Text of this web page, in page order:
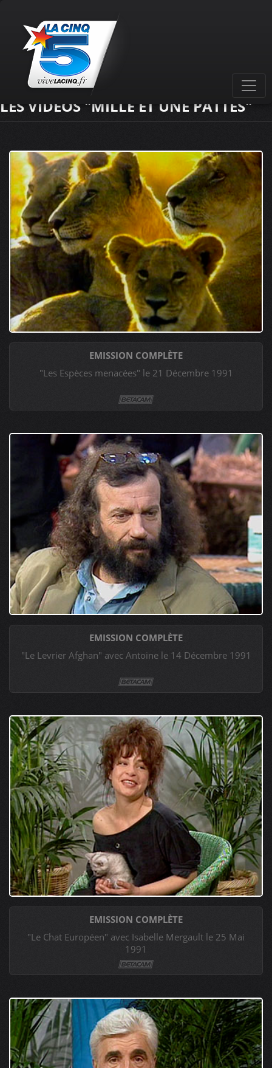
LES VIDÉOS "MILLE ET UNE PATTES"
EMISSION COMPLÈTE
"Les Espèces menacées" le 21 Décembre 1991
EMISSION COMPLÈTE
"Le Levrier Afghan" avec Antoine le 14 Décembre 1991
EMISSION COMPLÈTE
"Le Chat Européen" avec Isabelle Mergault le 25 Mai
1991